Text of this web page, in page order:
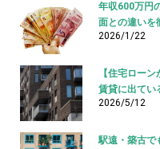
年収600万円
面との違いを
2026/1/22
【住宅ロー
賃貸に出てい
2026/5/12
駅遠・築古で